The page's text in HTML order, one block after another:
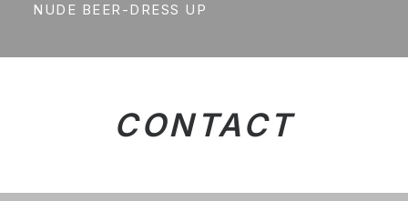
NUDE BEER-DRESS UP
CONTACT